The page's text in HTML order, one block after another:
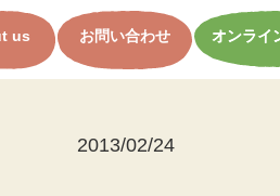
us お問い合わせ オンライ
2013/02/24